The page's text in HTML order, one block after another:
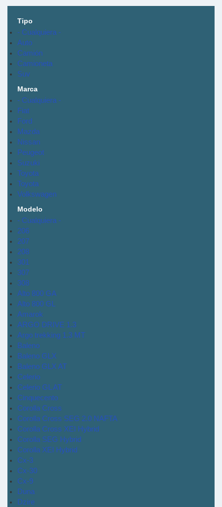
Tipo
- Cualquiera -
Auto
Camión
Camioneta
Suv
Marca
- Cualquiera -
Fiat
Ford
Mazda
Nissan
Peugeot
Suzuki
Toyota
Toyota
Volkswagen
Modelo
- Cualquiera -
206
207
208
301
307
308
Alto 800 GA
Alto 800 GL
Amarok
ARGO DRIVE 1.3
Argo trekking 1.3 MT
Baleno
Baleno GLX
Baleno GLX AT
Celerio
Celerio GL AT
Cinquecento
Corolla Cross
Corolla Cross SEG 2.0 NAFTA
Corolla Cross XEI Hybrid
Corolla SEG Hybrid
Corolla XEI Hybrid
Cx-3
Cx-30
Cx-9
Duna
Dzire